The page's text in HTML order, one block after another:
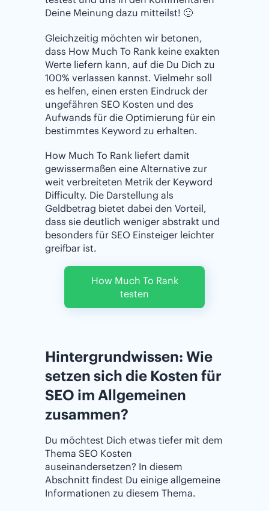
Deine Meinung dazu mitteilst! 🙂
Gleichzeitig möchten wir betonen,
dass How Much To Rank keine exakten
Werte liefern kann, auf die Du Dich zu
100% verlassen kannst. Vielmehr soll
es helfen, einen ersten Eindruck der
ungefähren SEO Kosten und des
Aufwands für die Optimierung für ein
bestimmtes Keyword zu erhalten.
How Much To Rank liefert damit
gewissermaßen eine Alternative zur
weit verbreiteten Metrik der Keyword
Difficulty. Die Darstellung als
Geldbetrag bietet dabei den Vorteil,
dass sie deutlich weniger abstrakt und
besonders für SEO Einsteiger leichter
greifbar ist.
How Much To Rank
testen
Hintergrundwissen: Wie
setzen sich die Kosten für
SEO im Allgemeinen
zusammen?
Du möchtest Dich etwas tiefer mit dem
Thema SEO Kosten
auseinandersetzen? In diesem
Abschnitt findest Du einige allgemeine
Informationen zu diesem Thema.